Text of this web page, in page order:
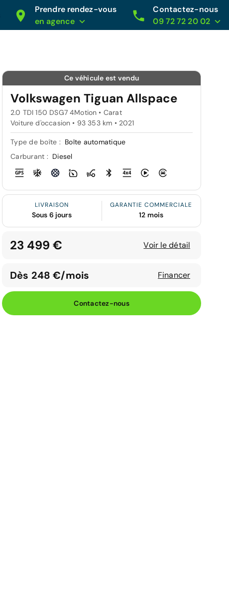
Prendre rendez-vous
en agence
Contactez-nous
09 72 72 20 02
Ce véhicule est vendu
Volkswagen Tiguan Allspace
2.0 TDI 150 DSG7 4Motion • Carat
Voiture d'occasion • 93 353 km • 2021
Type de boîte : Boîte automatique
Carburant : Diesel
LIVRAISON
Sous 6 jours
GARANTIE COMMERCIALE
12 mois
23 499 € Voir le détail
Dès 248 €/mois Financer
Contactez-nous